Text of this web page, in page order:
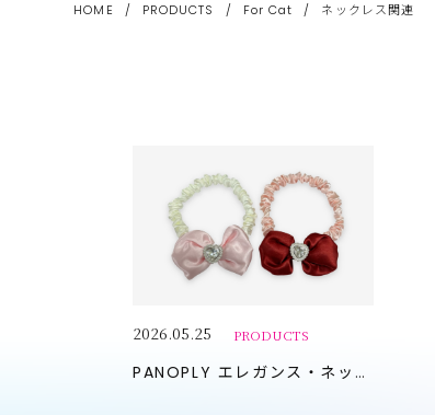
HOME / PRODUCTS / For Cat / ネックレス関連
PANOPLY エレガンス・ネックレス
2026.05.25 PRODUCTS